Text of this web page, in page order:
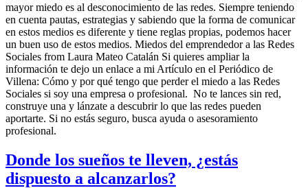
mayor miedo es al desconocimiento de las redes. Siempre teniendo
en cuenta pautas, estrategias y sabiendo que la forma de comunicar
en estos medios es diferente y tiene reglas propias, podemos hacer
un buen uso de estos medios. Miedos del emprendedor a las Redes
Sociales from Laura Mateo Catalán Si quieres ampliar la
información te dejo un enlace a mi Artículo en el Periódico de
Villena: Cómo y por qué tengo que perder el miedo a las Redes
Sociales si soy una empresa o profesional. No te lances sin red,
construye una y lánzate a descubrir lo que las redes pueden
aportarte. Si no estás seguro, busca ayuda o asesoramiento
profesional.
Donde los sueños te lleven, ¿estás
dispuesto a alcanzarlos?